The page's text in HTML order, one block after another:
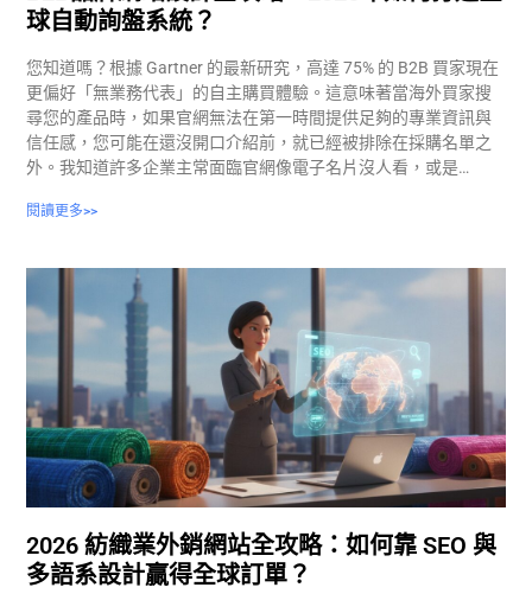
球自動詢盤系統？
您知道嗎？根據 Gartner 的最新研究，高達 75% 的 B2B 買家現在
更偏好「無業務代表」的自主購買體驗。這意味著當海外買家搜
尋您的產品時，如果官網無法在第一時間提供足夠的專業資訊與
信任感，您可能在還沒開口介紹前，就已經被排除在採購名單之
外。我知道許多企業主常面臨官網像電子名片沒人看，或是…
閱讀更多>>
2026 紡織業外銷網站全攻略：如何靠 SEO 與
多語系設計贏得全球訂單？